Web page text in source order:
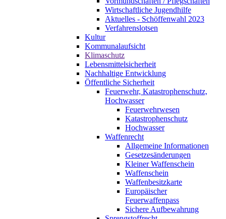
Wirtschaftliche Jugendhilfe
Aktuelles - Schöffenwahl 2023
Verfahrenslotsen
Kultur
Kommunalaufsicht
Klimaschutz
Lebensmittelsicherheit
Nachhaltige Entwicklung
Öffentliche Sicherheit
Feuerwehr, Katastrophenschutz,
Hochwasser
Feuerwehrwesen
Katastrophenschutz
Hochwasser
Waffenrecht
Allgemeine Informationen
Gesetzesänderungen
Kleiner Waffenschein
Waffenschein
Waffenbesitzkarte
Europäischer
Feuerwaffenpass
Sichere Aufbewahrung